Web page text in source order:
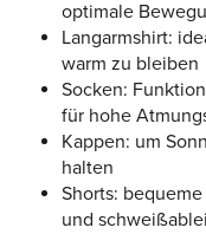
optimale
Langarmshirt:
warm zu bleiben
Socken:
für hohe
Kappen: um
halten
Shorts:
und